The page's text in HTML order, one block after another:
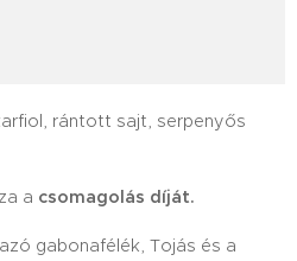
rántott sajt, serpenyős
a csomagolás díját.
gabonafélék, Tojás és a